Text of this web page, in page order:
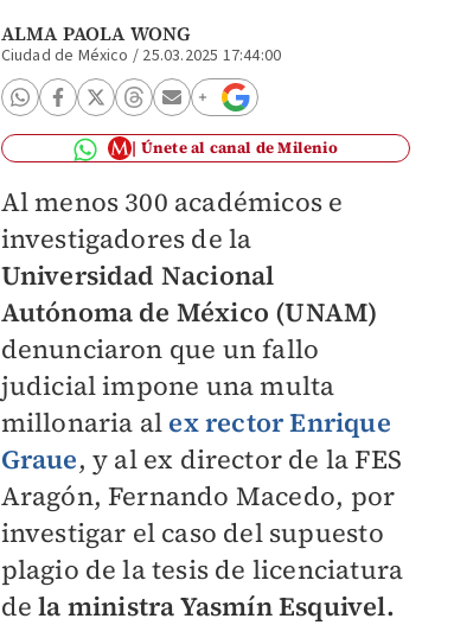
ALMA PAOLA WONG
Ciudad de México / 25.03.2025 17:44:00
Únete al canal de Milenio
Al menos 300 académicos e
investigadores de la
Universidad Nacional
Autónoma de México (UNAM)
denunciaron que un fallo
judicial impone una multa
millonaria al ex rector Enrique
Graue, y al ex director de la FES
Aragón, Fernando Macedo, por
investigar el caso del supuesto
plagio de la tesis de licenciatura
dela ministra Yasmín Esquivel.